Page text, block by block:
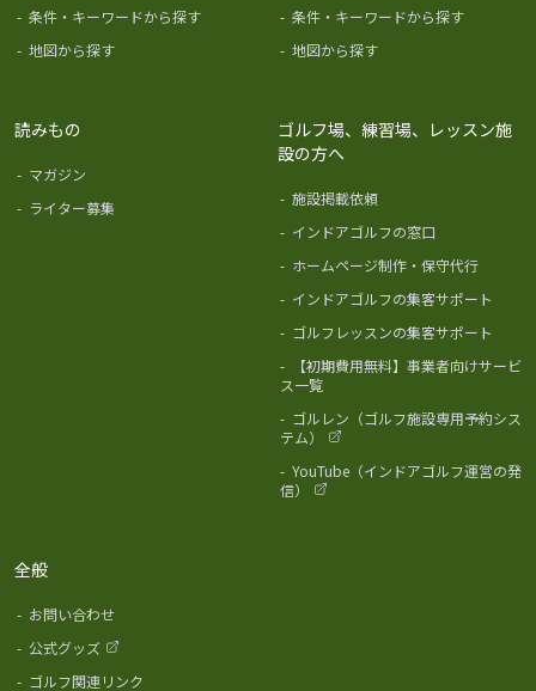
- 条件・キーワードから探す
- 地図から探す
- 条件・キーワードから探す
- 地図から探す
読みもの
- マガジン
- ライター募集
ゴルフ場、練習場、レッスン施
設の方へ
- 施設掲載依頼
- インドアゴルフの窓口
- ホームページ制作・保守代行
- インドアゴルフの集客サポート
- ゴルフレッスンの集客サポート
-
【初期費用無料】事業者向けサービ
ス一覧
- ゴルレン（ゴルフ施設専用予約シス
テム）
- YouTube（インドアゴルフ運営の発
信）
全般
- お問い合わせ
- 公式グッズ
- ゴルフ関連リンク